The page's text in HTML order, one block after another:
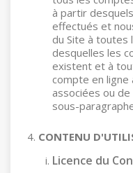
à partir
effectués et
du Site à toutes
desquelles les
existent et à
compte en ligne
associées ou
sous-
CONTENU
Licence du